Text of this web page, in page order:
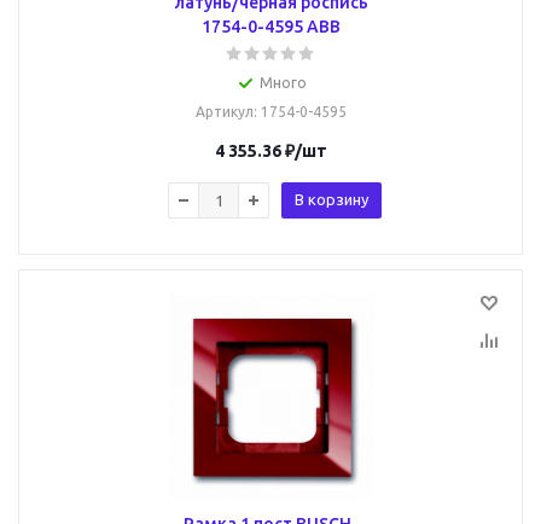
1754-0-4595 ABB
Много
Артикул: 1754-0-4595
4 355.36₽/шт
В корзину